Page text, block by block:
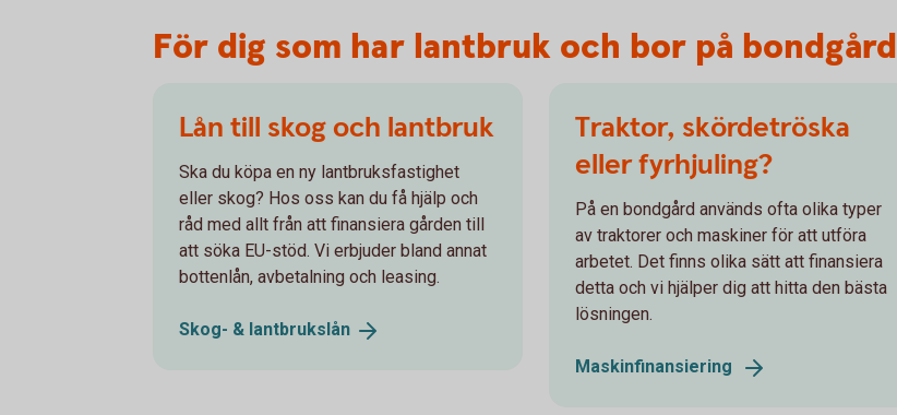
För dig som har lantbruk och bor på bondgård
Lån till skog och lantbruk
Ska du köpa en ny lantbruksfastighet
eller skog? Hos oss kan du få hjälp och
råd med allt från att finansiera gården till
att söka EU-stöd. Vi erbjuder bland annat
bottenlån, avbetalning och leasing.
Skog- & lantbrukslån
Traktor, skördetröska
eller fyrhjuling?
På en bondgård används ofta olika typer
av traktorer och maskiner för att utföra
arbetet. Det finns olika sätt att finansiera
detta och vi hjälper dig att hitta den bästa
lösningen.
Maskinfinansiering